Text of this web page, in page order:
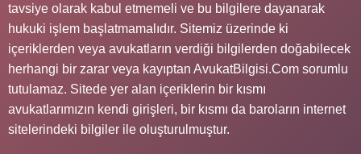
tavsiye olarak kabul etmemeli ve bu bilgilere dayanarak
hukuki işlem başlatmamalıdır. Sitemiz üzerinde ki
içeriklerden veya avukatların verdiği bilgilerden doğabilecek
herhangi bir zarar veya kayıptan AvukatBilgisi.Com sorumlu
tutulamaz. Sitede yer alan içeriklerin bir kısmı
avukatlarımızın kendi girişleri, bir kısmı da baroların internet
sitelerindeki bilgiler ile oluşturulmuştur.